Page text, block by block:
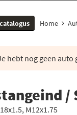
Home
hebt nog geen auto
/
M12x1.75